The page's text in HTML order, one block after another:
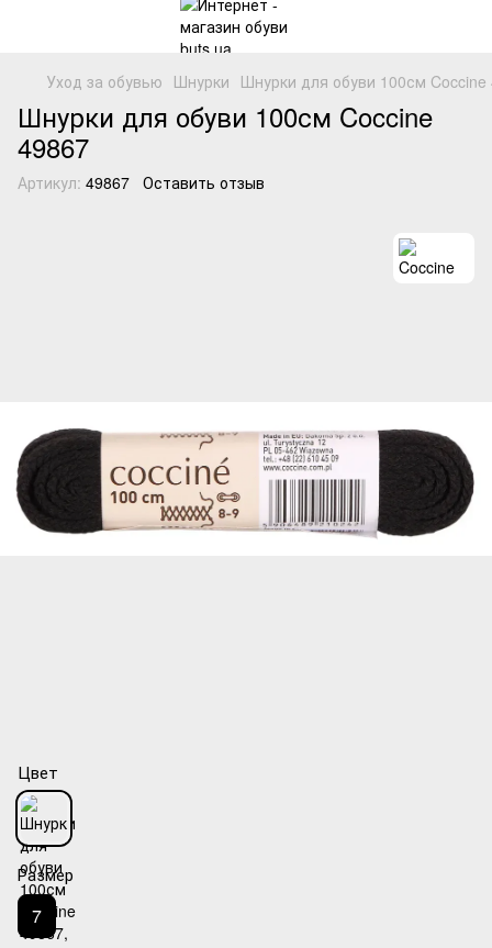
Уход за обувью Шнурки Шнурки для обуви 100см
Шнурки для обуви 100см Coccine
49867
Артикул: 49867 Оставить отзыв
Цвет
Размер
7